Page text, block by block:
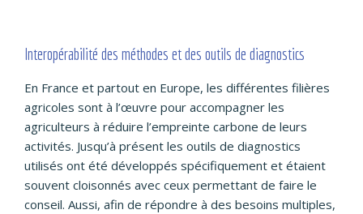
Interopérabilité des méthodes et des outils de diagnostics
En France et partout en Europe, les différentes filières
agricoles sont à l’œuvre pour accompagner les
agriculteurs à réduire l’empreinte carbone de leurs
activités. Jusqu’à présent les outils de diagnostics
utilisés ont été développés spécifiquement et étaient
souvent cloisonnés avec ceux permettant de faire le
conseil. Aussi, afin de répondre à des besoins multiples,